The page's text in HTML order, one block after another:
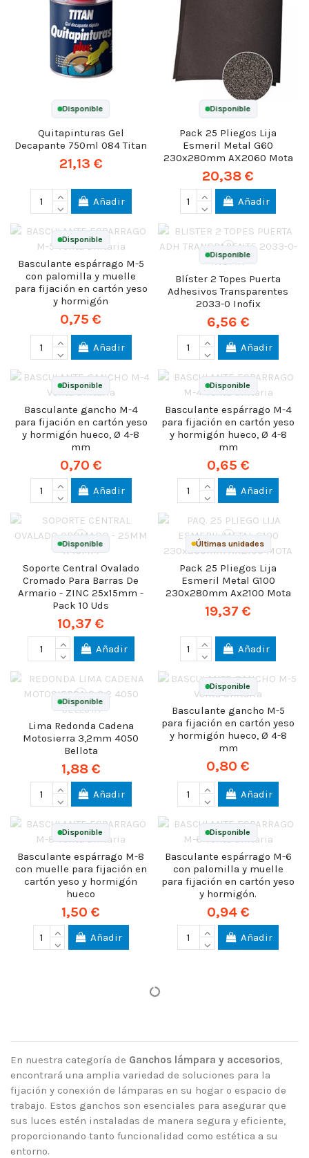
Disponible
Quitapinturas Gel
Decapante 750ml 084 Titan
21,13 €
Añadir
Disponible
Pack 25 Pliegos Lija
Esmeril Metal G60
230x280mm AX2060 Mota
20,38 €
Añadir
Disponible
Basculante espárrago M-5
con palomilla y muelle
para fijación en cartón yeso
y hormigón
0,75 €
Añadir
Disponible
Blíster 2 Topes Puerta
Adhesivos Transparentes
2033-0 Inofix
6,56 €
Añadir
Disponible
Basculante gancho M-4
para fijación en cartón yeso
y hormigón hueco, Ø 4-8
mm
0,70 €
Añadir
Disponible
Basculante espárrago M-4
para fijación en cartón yeso
y hormigón hueco, Ø 4-8
mm
0,65 €
Añadir
Disponible
Soporte Central Ovalado
Cromado Para Barras De
Armario - ZINC 25x15mm -
Pack 10 Uds
10,37 €
Añadir
Últimas unidades
Pack 25 Pliegos Lija
Esmeril Metal G100
230x280mm Ax2100 Mota
19,37 €
Añadir
Disponible
Lima Redonda Cadena
Motosierra 3,2mm 4050
Bellota
1,88 €
Añadir
Disponible
Basculante gancho M-5
para fijación en cartón yeso
y hormigón hueco, Ø 4-8
mm
0,80 €
Añadir
Disponible
Basculante espárrago M-8
con muelle para fijación en
cartón yeso y hormigón
hueco
1,50 €
Añadir
Disponible
Basculante espárrago M-6
con palomilla y muelle
para fijación en cartón yeso
y hormigón.
0,94 €
Añadir
En nuestra categoría de Ganchos lámpara y accesorios,
encontrará una amplia variedad de soluciones para la
fijación y conexión de lámparas en su hogar o espacio de
trabajo. Estos ganchos son esenciales para asegurar que
sus luces estén instaladas de manera segura y eficiente,
proporcionando tanto funcionalidad como estética a su
entorno.